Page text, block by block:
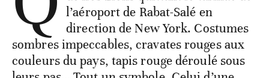
l’aéroport de Rabat-Salé en
direction de New York. Costumes
sombres impeccables, cravates rouges aux
couleurs du pays, tapis rouge déroulé sous